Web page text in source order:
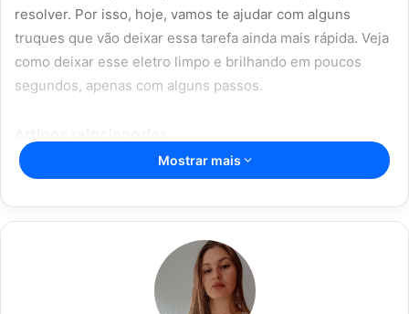
resolver. Por isso, hoje, vamos te ajudar com alguns
truques que vão deixar essa tarefa ainda mais rápida. Veja
como deixar esse eletro limpo e brilhando em poucos
segundos, apenas com alguns passos.
perfumar sua casa com ingredientes
28/05/2023
Dicas caseiras para limpar sua casa
Mostrar mais